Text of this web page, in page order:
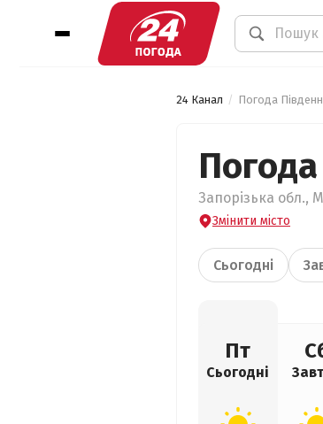
24 Канал Погода
Запорізька обл.,
Змінити місто
Сьогодні
Пт
Сьогодні